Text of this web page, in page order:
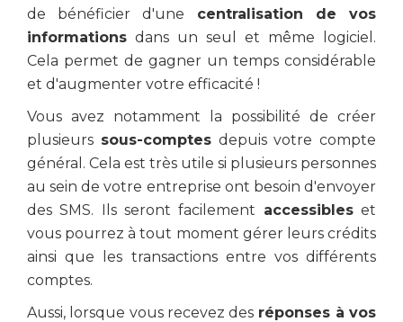
de bénéficier d'une centralisation de vos
informations dans un seul et même logiciel.
Cela permet de gagner un temps considérable
et d'augmenter votre efficacité !
Vous avez notamment la possibilité de créer
plusieurs sous-comptesdepuis votre compte
général. Cela est très utile si plusieurs personnes
au sein de votre entreprise ont besoin d'envoyer
des SMS. Ils seront facilement accessibleset
vous pourrez à tout moment gérer leurs crédits
ainsi que les transactions entre vos différents
comptes.
Aussi, lorsque vous recevez des réponses à vos